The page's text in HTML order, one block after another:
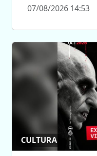
07/08/2026 14:53
CULTURA